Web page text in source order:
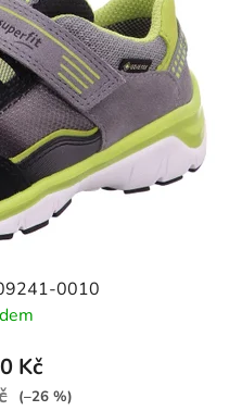
0010
Kč
(–26 %)